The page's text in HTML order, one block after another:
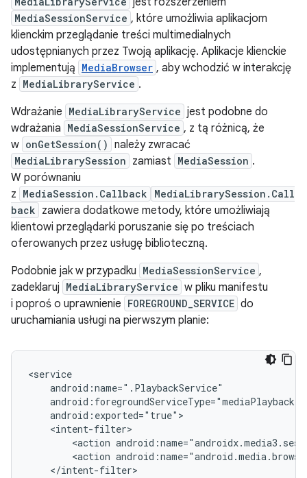
MediaSessionService , które umożliwia aplikacjom
klienckim przeglądanie treści multimedialnych
udostępnianych przez Twoją aplikację. Aplikacje klienckie
implementują MediaBrowser , aby wchodzić w interakcję
z MediaLibraryService .
Wdrażanie MediaLibraryService jest podobne do
wdrażania MediaSessionService , z tą różnicą, że
w onGetSession() należy zwracać
MediaLibrarySession zamiast MediaSession .
W porównaniu
z MediaSession.Callback
MediaLibrarySession.Call
back zawiera dodatkowe metody, które umożliwiają
klientowi przeglądarki poruszanie się po treściach
oferowanych przez usługę biblioteczną.
Podobnie jak w przypadku MediaSessionService ,
zadeklaruj MediaLibraryService w pliku manifestu
i poproś o uprawnienie FOREGROUND_SERVICE do
uruchamiania usługi na pierwszym planie:
<action
<action
</intent-filter>